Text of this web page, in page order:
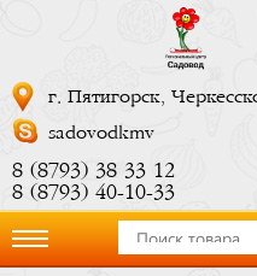
г. Пятигорск,
sadovodkmv
8 (8793) 38 33 12
8 (8793) 40-10-33